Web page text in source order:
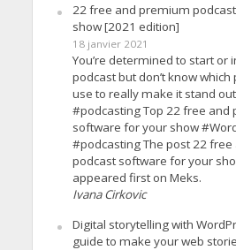
22 free and premium
show [2021 edition]
18 janvier 2021
You’re determined to start or
podcast but don’t know
use to really make it stand
#podcasting Top 22 free and
software for your show
#podcasting The post 22
podcast software for your
appeared first on Meks.
Ivana Cirkovic
Digital storytelling with
guide to make your web